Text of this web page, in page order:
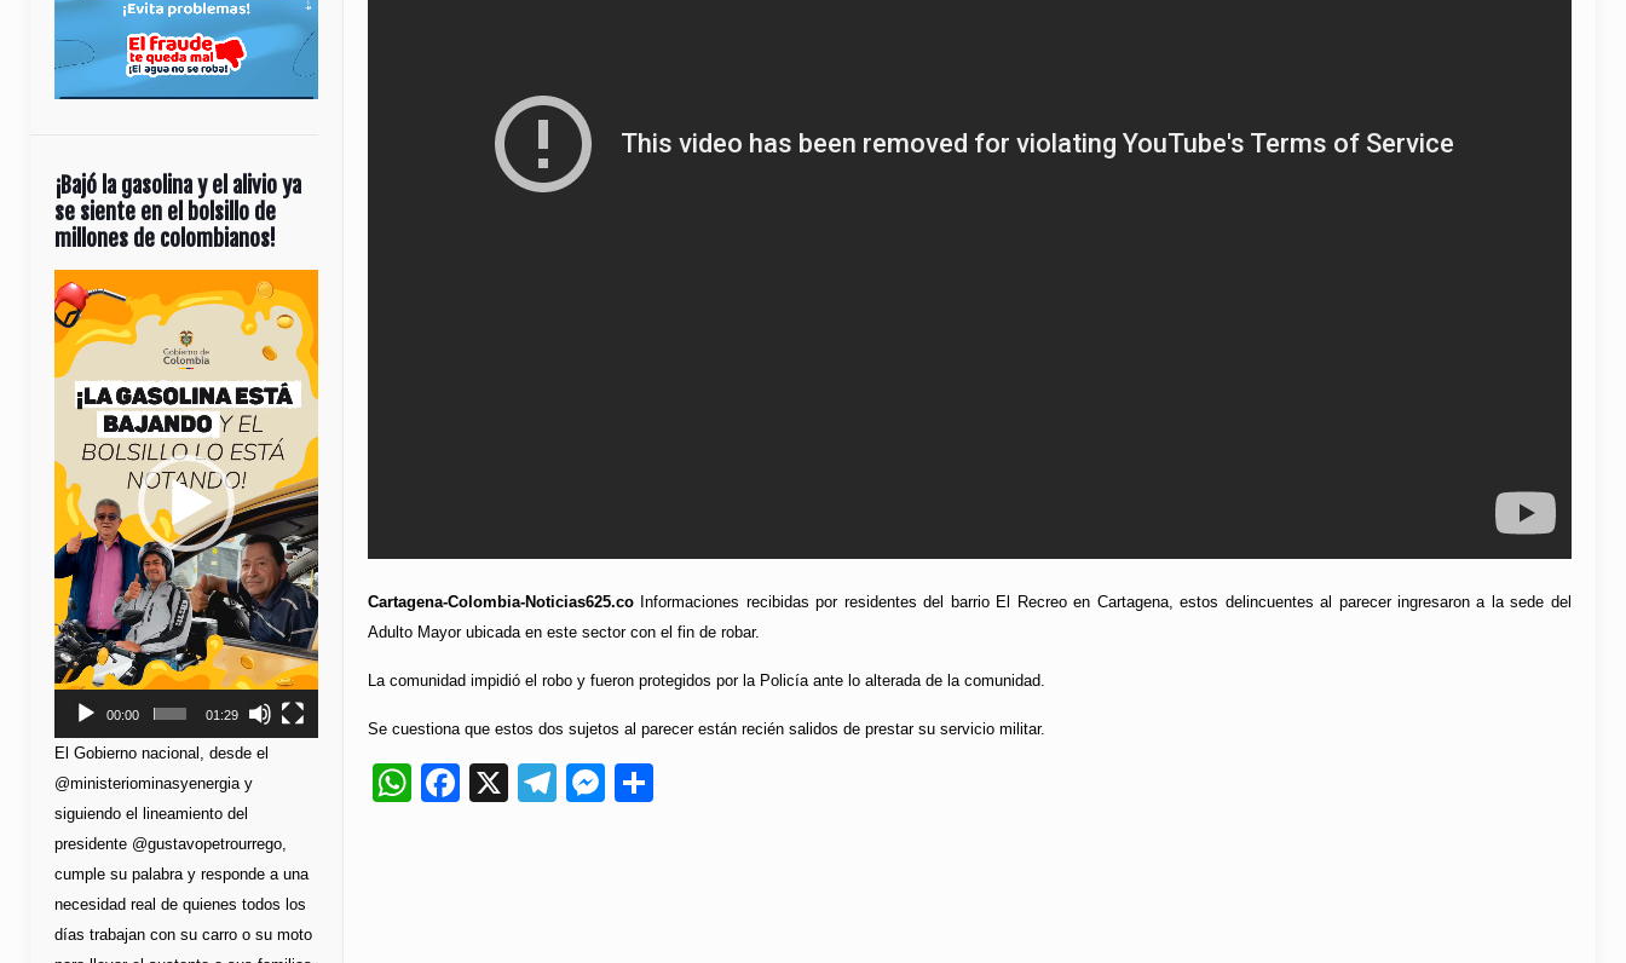
Cartagena-Colombia-Noticias625.co Informaciones recibidas por residentes del barrio El Recreo en Cartagena, estos delincuentes al parecer ingresaron a la sede del
Adulto Mayor ubicada en este sector con el fin de robar.
La comunidad impidió el robo y fueron protegidos por la Policía ante lo alterada de la comunidad.
Se cuestiona que estos dos sujetos al parecer están recién salidos de prestar su servicio militar.
WhatsApp
Facebook
X Telegram
Messenger
¡Bajó la gasolina y el alivio ya
se siente en el bolsillo de
millones de colombianos!
Reproductor
de
vídeo
00:00 01:29
El Gobierno nacional, desde el
@ministeriominasyenergia y
siguiendo el lineamiento del
presidente @gustavopetrourrego,
cumple su palabra y responde a una
necesidad real de quienes todos los
días trabajan con su carro o su moto